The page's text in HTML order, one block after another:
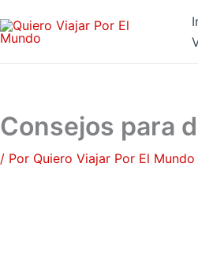
Consejos para
/ Por Quiero Viajar Por El Mundo